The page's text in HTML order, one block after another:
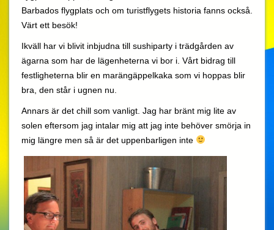
Barbados flygplats och om turistflygets historia fanns också.
Värt ett besök!
Ikväll har vi blivit inbjudna till sushiparty i trädgården av
ägarna som har de lägenheterna vi bor i. Vårt bidrag till
festligheterna blir en marängäppelkaka som vi hoppas blir
bra, den står i ugnen nu.
Annars är det chill som vanligt. Jag har bränt mig lite av
solen eftersom jag intalar mig att jag inte behöver smörja in
mig längre men så är det uppenbarligen inte